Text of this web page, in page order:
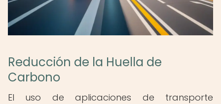
Reducción de la Huella de
Carbono
El uso de aplicaciones de transporte